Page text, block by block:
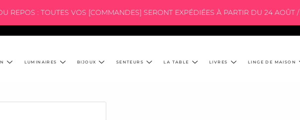
REPOS : TOUTES VOS [COMMANDES] SERONT EXPÉDIÉES À PARTIR DU 24 AOÛT /
LUMINAIRES BIJOUX SENTEURS LA TABLE LIVRES LINGE DE MAISON